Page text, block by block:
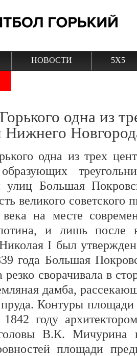
НОВОСТИ 5Х5
одна из
Нижнего
одна из трех
улиц Большая
великого
на месте
и лишь после
I был
года Большая
резко сворачивала в
дамба,
Контуры
году
головы В.К.
площади